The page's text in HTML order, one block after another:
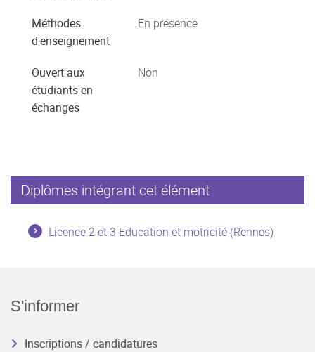
Méthodes
d'enseignement
En présence
Ouvert aux
étudiants en
échanges
Non
Diplômes intégrant cet élément
Licence 2 et 3 Education et motricité (Rennes)
S'informer
Inscriptions / candidatures